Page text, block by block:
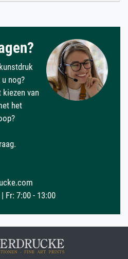
nog?
kiezen van
het
Fr: 7:00 - 13:00